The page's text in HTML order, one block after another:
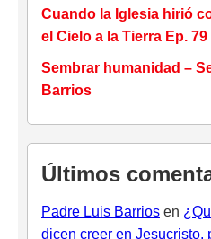
Cuando la Iglesia hirió
el Cielo a la Tierra Ep. 79
Sembrar humanidad –
Barrios
Últimos
Padre Luis Barrios en
dicen creer en Jesucristo,